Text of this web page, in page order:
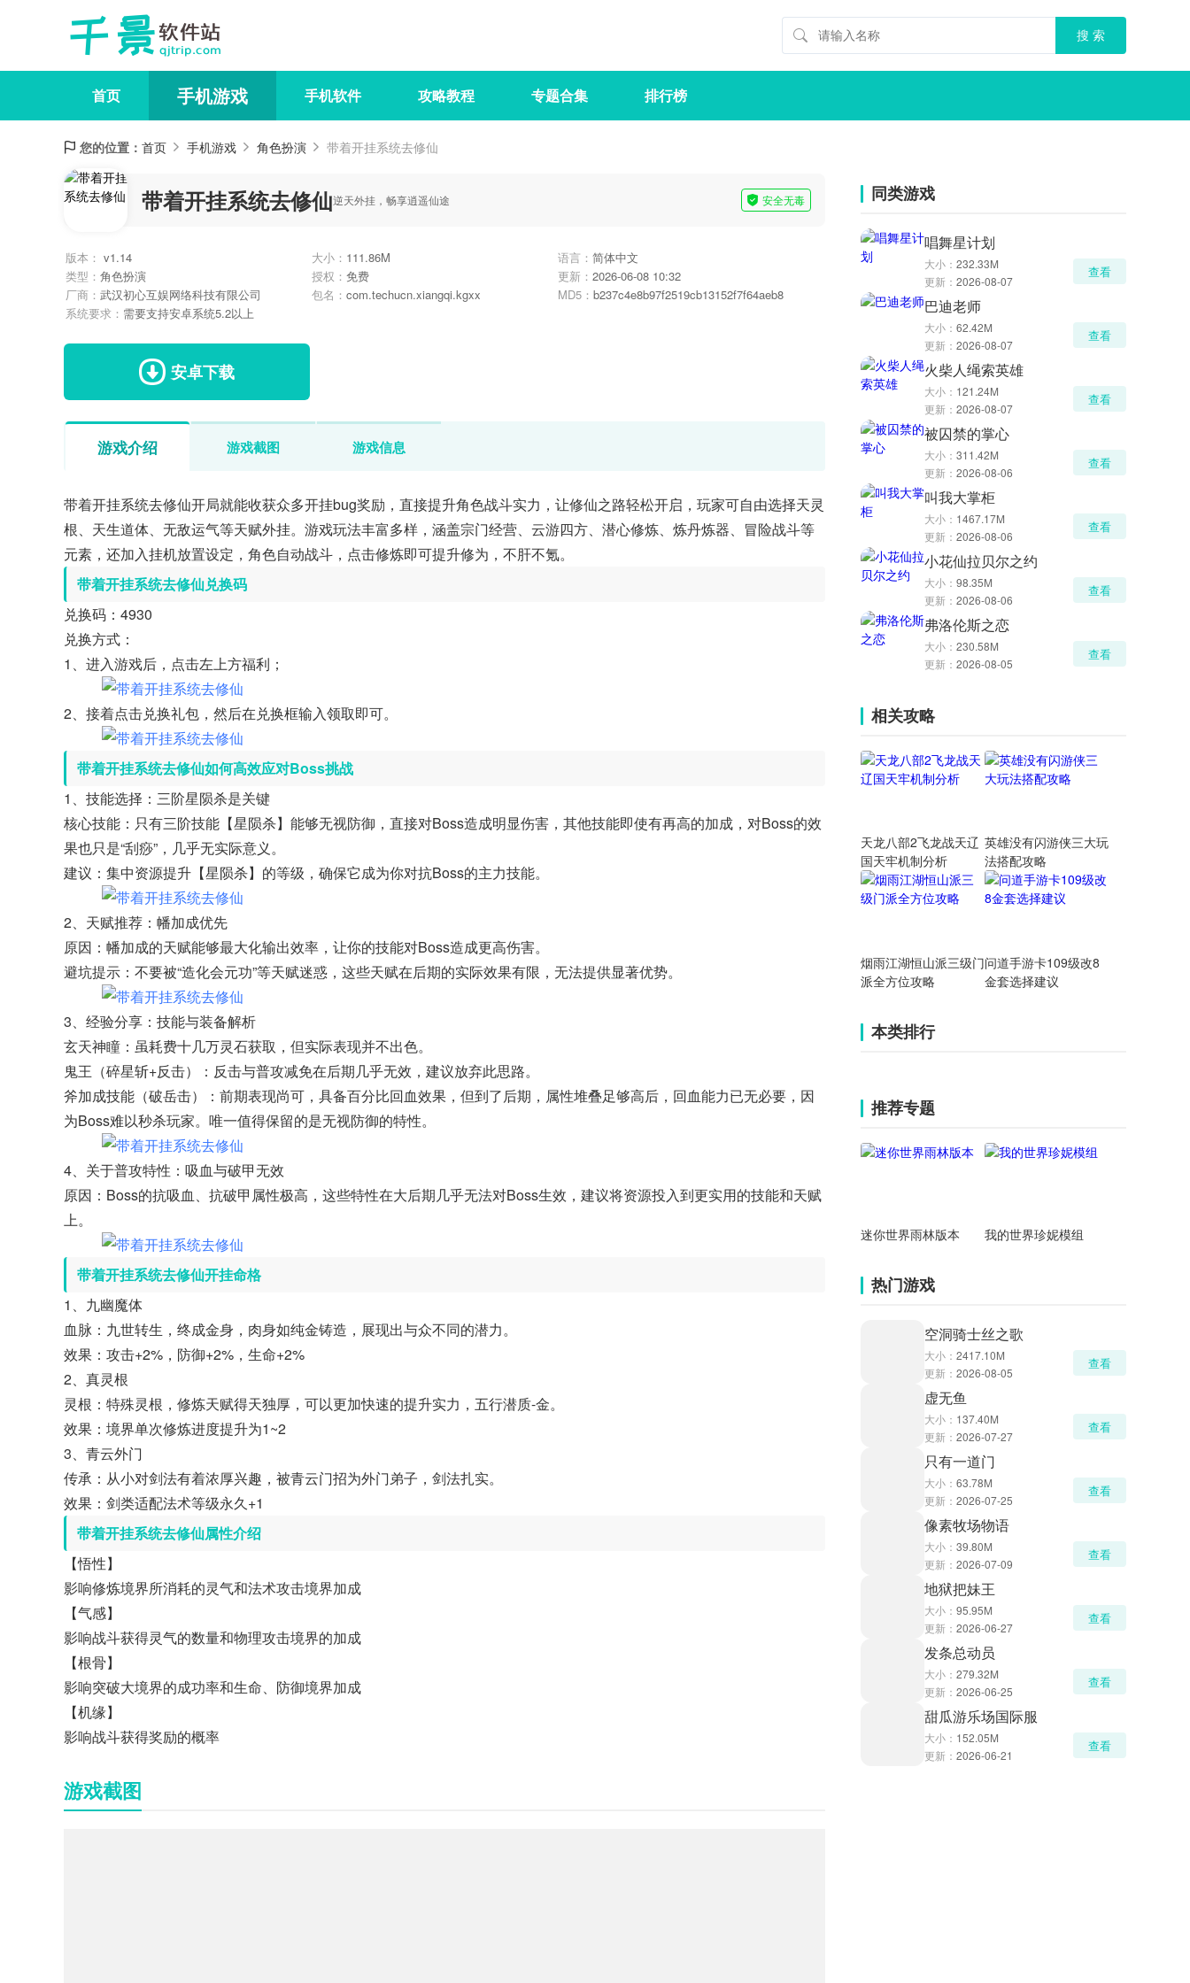
首页 手机游戏 手机软件 攻略教程 专题合集 排行榜
您的位置： 首页 手机游戏 角色扮演 带着开挂系统去修仙
带着开挂系统去修仙逆天外挂，畅享逍遥仙途 安全无毒
版本： v1.14 大小： 111.86M 语言： 简体中文
类型： 角色扮演 授权： 免费 更新： 2026-06-08 10:32
厂商： 武汉初心互娱网络科技有限公司 包名： com.techucn.xiangqi.kgxx MD5： b237c4e8b97f2519cb13152f7f64aeb8
系统要求： 需要支持安卓系统5.2以上
安卓下载
游戏介绍 游戏截图 游戏信息
带着开挂系统去修仙开局就能收获众多开挂bug奖励，直接提升角色战斗实力，让修仙之路轻松开启，玩家可自由选择天灵
根、天生道体、无敌运气等天赋外挂。游戏玩法丰富多样，涵盖宗门经营、云游四方、潜心修炼、炼丹炼器、冒险战斗等
元素，还加入挂机放置设定，角色自动战斗，点击修炼即可提升修为，不肝不氪。
带着开挂系统去修仙兑换码
兑换码：4930
兑换方式：
1、进入游戏后，点击左上方福利；
2、接着点击兑换礼包，然后在兑换框输入领取即可。
带着开挂系统去修仙如何高效应对Boss挑战
1、技能选择：三阶星陨杀是关键
核心技能：只有三阶技能【星陨杀】能够无视防御，直接对Boss造成明显伤害，其他技能即使有再高的加成，对Boss的效
果也只是“刮痧”，几乎无实际意义。
建议：集中资源提升【星陨杀】的等级，确保它成为你对抗Boss的主力技能。
2、天赋推荐：幡加成优先
原因：幡加成的天赋能够最大化输出效率，让你的技能对Boss造成更高伤害。
避坑提示：不要被“造化会元功”等天赋迷惑，这些天赋在后期的实际效果有限，无法提供显著优势。
3、经验分享：技能与装备解析
玄天神瞳：虽耗费十几万灵石获取，但实际表现并不出色。
鬼王（碎星斩+反击）：反击与普攻减免在后期几乎无效，建议放弃此思路。
斧加成技能（破岳击）：前期表现尚可，具备百分比回血效果，但到了后期，属性堆叠足够高后，回血能力已无必要，因
为Boss难以秒杀玩家。唯一值得保留的是无视防御的特性。
4、关于普攻特性：吸血与破甲无效
原因：Boss的抗吸血、抗破甲属性极高，这些特性在大后期几乎无法对Boss生效，建议将资源投入到更实用的技能和天赋
上。
带着开挂系统去修仙开挂命格
1、九幽魔体
血脉：九世转生，终成金身，肉身如纯金铸造，展现出与众不同的潜力。
效果：攻击+2%，防御+2%，生命+2%
2、真灵根
灵根：特殊灵根，修炼天赋得天独厚，可以更加快速的提升实力，五行潜质-金。
效果：境界单次修炼进度提升为1~2
3、青云外门
传承：从小对剑法有着浓厚兴趣，被青云门招为外门弟子，剑法扎实。
效果：剑类适配法术等级永久+1
带着开挂系统去修仙属性介绍
【悟性】
影响修炼境界所消耗的灵气和法术攻击境界加成
【气感】
影响战斗获得灵气的数量和物理攻击境界的加成
【根骨】
影响突破大境界的成功率和生命、防御境界加成
【机缘】
影响战斗获得奖励的概率
游戏截图
同类游戏
唱舞星计划
大小： 232.33M
更新： 2026-08-07
查看
巴迪老师
大小： 62.42M
更新： 2026-08-07
查看
火柴人绳索英雄
大小： 121.24M
更新： 2026-08-07
查看
被囚禁的掌心
大小： 311.42M
更新： 2026-08-06
查看
叫我大掌柜
大小： 1467.17M
更新： 2026-08-06
查看
小花仙拉贝尔之约
大小： 98.35M
更新： 2026-08-06
查看
弗洛伦斯之恋
大小： 230.58M
更新： 2026-08-05
查看
相关攻略
天龙八部2飞龙战天辽
国天牢机制分析
英雄没有闪游侠三大玩
法搭配攻略
烟雨江湖恒山派三级门
派全方位攻略
问道手游卡109级改8
金套选择建议
本类排行
推荐专题
迷你世界雨林版本 我的世界珍妮模组
热门游戏
空洞骑士丝之歌
大小： 2417.10M
更新： 2026-08-05
查看
虚无鱼
大小： 137.40M
更新： 2026-07-27
查看
只有一道门
大小： 63.78M
更新： 2026-07-25
查看
像素牧场物语
大小： 39.80M
更新： 2026-07-09
查看
地狱把妹王
大小： 95.95M
更新： 2026-06-27
查看
发条总动员
大小： 279.32M
更新： 2026-06-25
查看
甜瓜游乐场国际服
大小： 152.05M
更新： 2026-06-21
查看